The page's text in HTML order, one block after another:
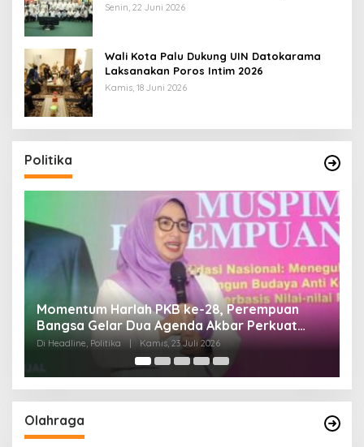
Senin, 22 Juni 2026
Wali Kota Palu Dukung UIN Datokarama
Laksanakan Poros Intim 2026
Kamis, 18 Juni 2026
Politika
Di Pelantikan PAN Sulteng, Gubernur Anwar
Hafid Ajak Sinergi Optimalkan Potensi Daerah
Di Headline, Politika | Minggu, 5 Juli 2026
Olahraga